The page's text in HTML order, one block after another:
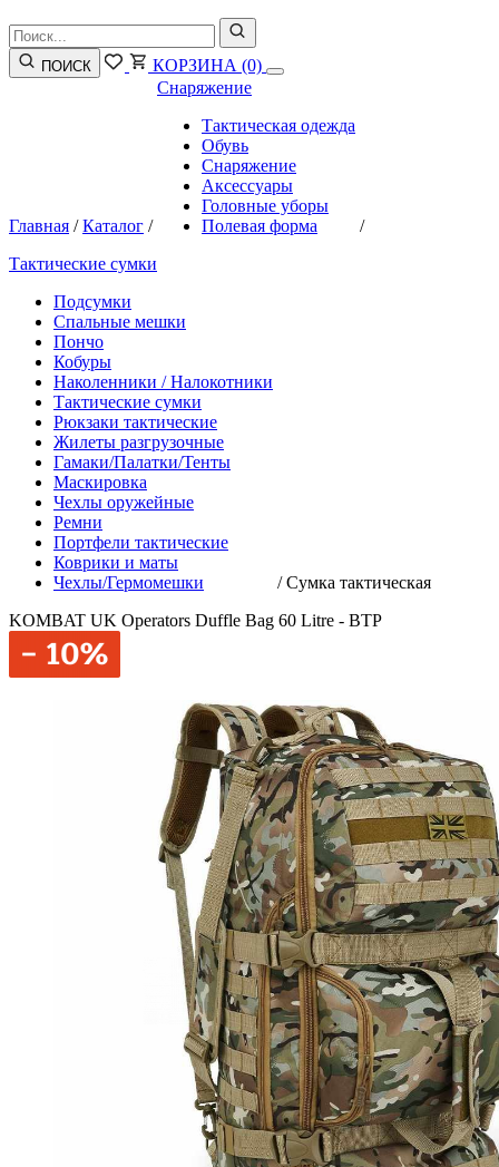
ПОИСК КОРЗИНА (0)
Главная /Каталог /
Снаряжение
Тактическая одежда
Обувь
Снаряжение
Аксессуары
Головные уборы
Полевая форма
/
Тактические сумки
Подсумки
Спальные мешки
Пончо
Кобуры
Наколенники / Налокотники
Тактические сумки
Рюкзаки тактические
Жилеты разгрузочные
Гамаки/Палатки/Тенты
Маскировка
Чехлы оружейные
Ремни
Портфели тактические
Коврики и маты
Чехлы/Гермомешки
/Сумка тактическая
KOMBAT UK Operators Duffle Bag 60 Litre - BTP